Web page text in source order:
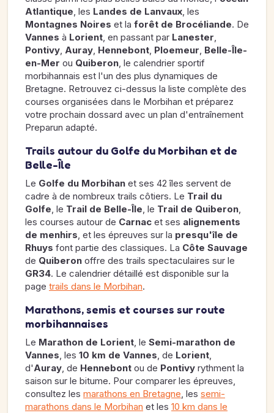
Atlantique, les Landes de Lanvaux, les
Montagnes Noires et la forêt de Brocéliande. De
Vannes à Lorient, en passant par Lanester,
Pontivy, Auray, Hennebont, Ploemeur, Belle-Île-
en-Mer ou Quiberon, le calendrier sportif
morbihannais est l'un des plus dynamiques de
Bretagne. Retrouvez ci-dessus la liste complète des
courses organisées dans le Morbihan et préparez
votre prochain dossard avec un plan d'entraînement
Preparun adapté.
Trails autour du Golfe du Morbihan et de
Belle-Île
Le Golfe du Morbihan et ses 42 îles servent de
cadre à de nombreux trails côtiers. Le Trail du
Golfe, le Trail de Belle-Île, le Trail de Quiberon,
les courses autour de Carnac et ses alignements
de menhirs, et les épreuves sur la presqu'île de
Rhuys font partie des classiques. La Côte Sauvage
de Quiberon offre des trails spectaculaires sur le
GR34. Le calendrier détaillé est disponible sur la
page trails dans le Morbihan.
Marathons, semis et courses sur route
morbihannaises
Le Marathon de Lorient, le Semi-marathon de
Vannes, les 10 km de Vannes, de Lorient,
d'Auray, de Hennebont ou de Pontivy rythment la
saison sur le bitume. Pour comparer les épreuves,
consultez les marathons en Bretagne, les semi-
marathons dans le Morbihan et les 10 km dans le